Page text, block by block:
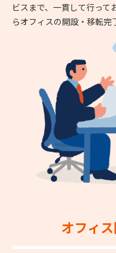
ビスまで、一貫して行って
らオフィスの開設・移転完
オフィ